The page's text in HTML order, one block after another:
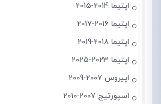
اپتیما 2014-2015
اپتیما 2016-2017
اپتیما 2018-2019
اپتیما 2023-2025
اپیروس 2007-2009
اسپورتیج 2007-2010